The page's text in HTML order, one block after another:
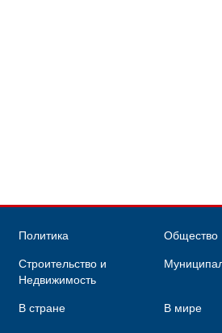
Политика Общество
Строительство и
Недвижимость
В стране В мире